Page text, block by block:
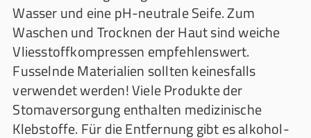
Wasser und eine pH-neutrale Seife. Zum
Waschen und Trocknen der Haut sind weiche
Vliesstoffkompressen empfehlenswert.
Fusselnde Materialien sollten keinesfalls
verwendet werden! Viele Produkte der
Stomaversorgung enthalten medizinische
Klebstoffe. Für die Entfernung gibt es alkohol-